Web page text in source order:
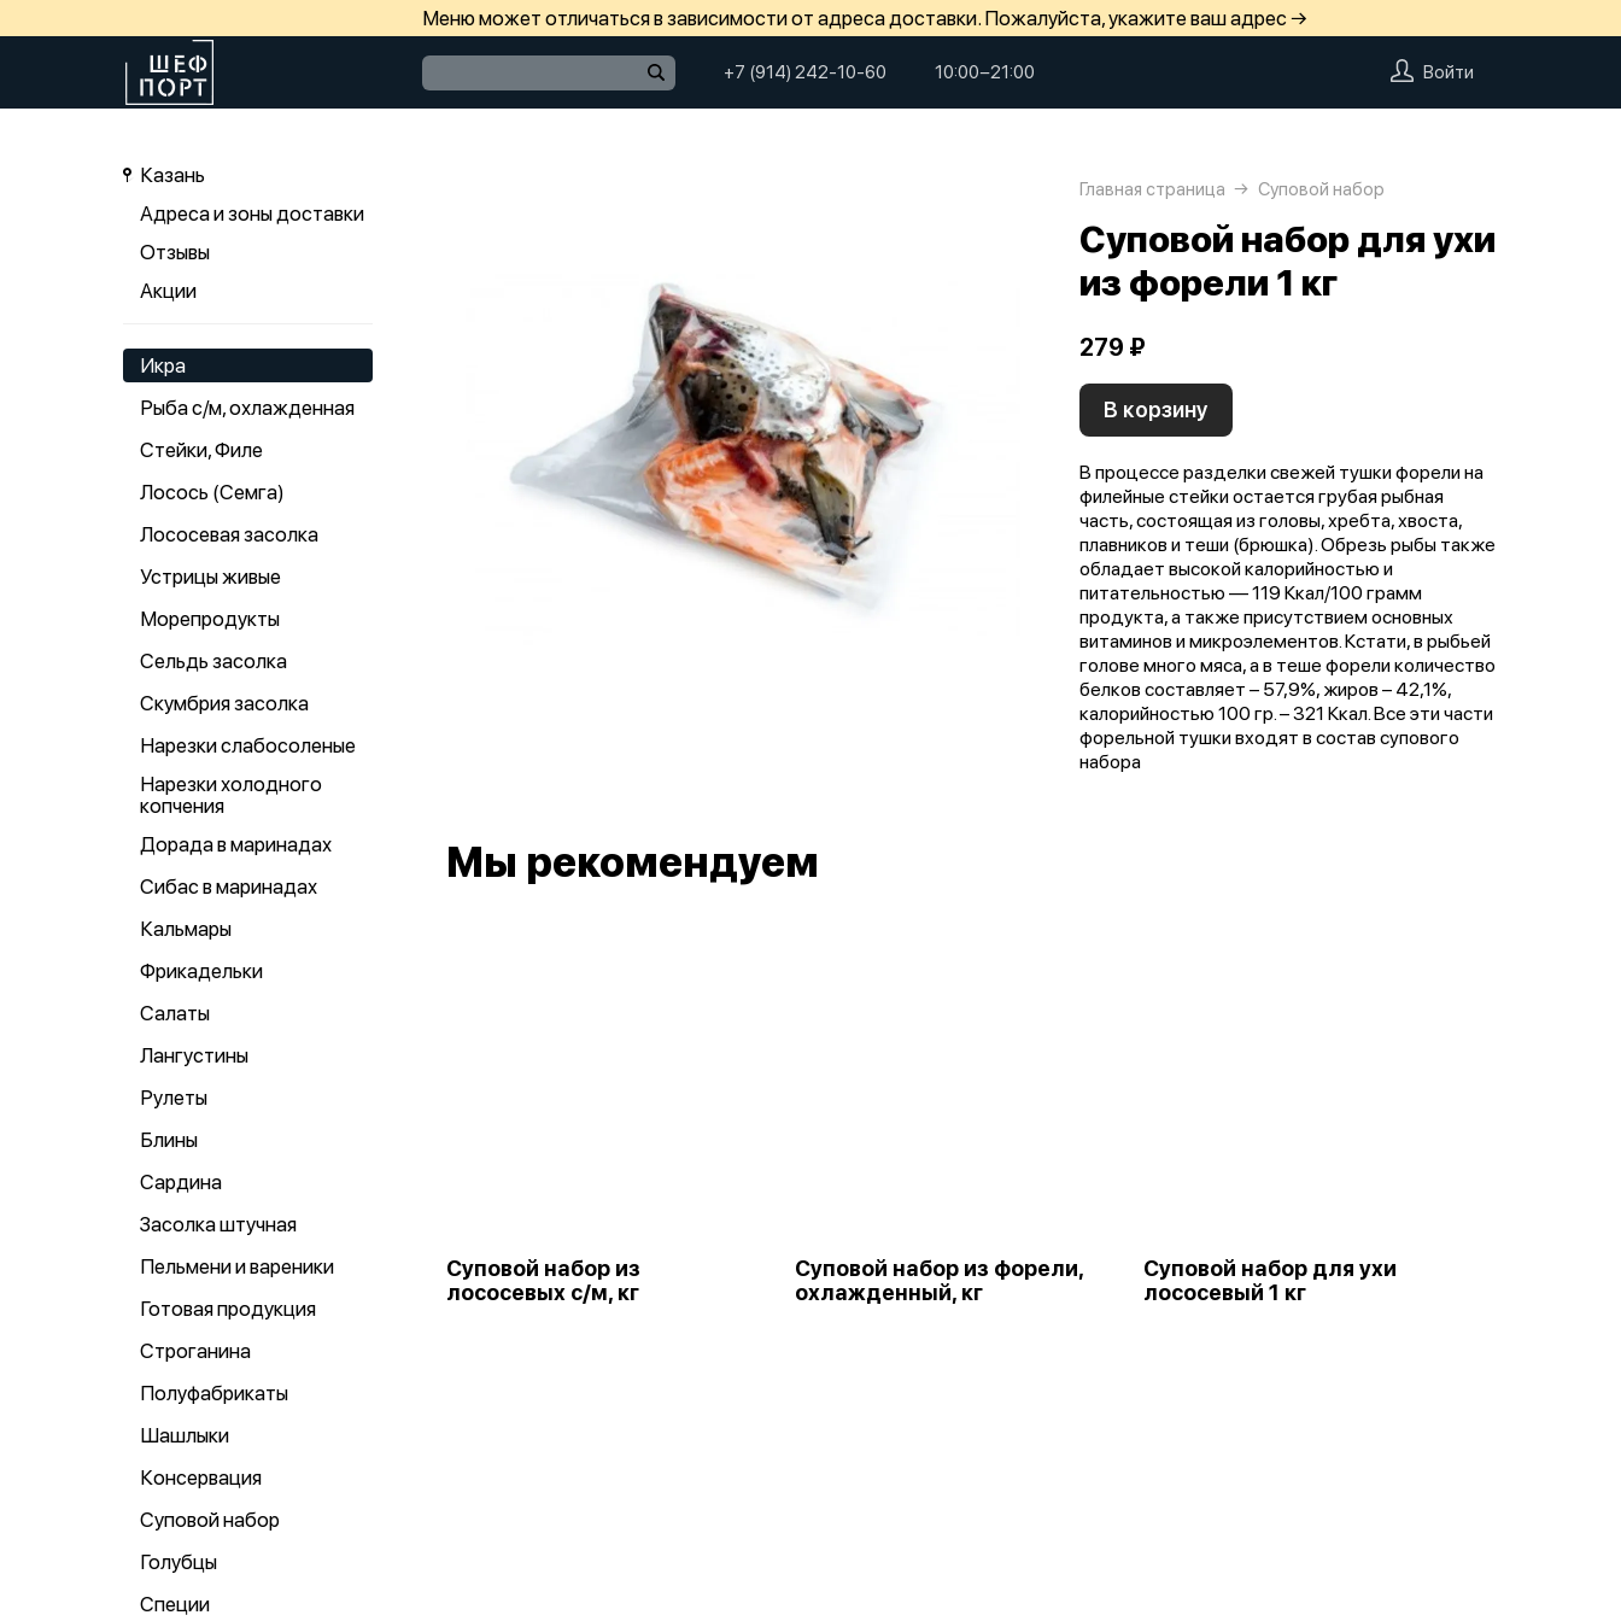
Меню может отличаться в зависимости от адреса доставки. Пожалуйста, укажите ваш адрес →
+7 (914) 242-10-60 10:00−21:00 Войти
Казань
Адреса и зоны доставки
Отзывы
Акции
Икра
Рыба с/м, охлажденная
Стейки, Филе
Лосось (Семга)
Лососевая засолка
Устрицы живые
Морепродукты
Сельдь засолка
Скумбрия засолка
Нарезки слабосоленые
Нарезки холодного
копчения
Дорада в маринадах
Сибас в маринадах
Кальмары
Фрикадельки
Салаты
Лангустины
Рулеты
Блины
Сардина
Засолка штучная
Пельмени и вареники
Готовая продукция
Строганина
Полуфабрикаты
Шашлыки
Консервация
Суповой набор
Голубцы
Специи
Главная страница Суповой набор
Суповой набор для ухи
из форели 1 кг
279 ₽
В корзину
В процессе разделки свежей тушки форели на
филейные стейки остается грубая рыбная
часть, состоящая из головы, хребта, хвоста,
плавников и теши (брюшка). Обрезь рыбы также
обладает высокой калорийностью и
питательностью — 119 Ккал/100 грамм
продукта, а также присутствием основных
витаминов и микроэлементов. Кстати, в рыбьей
голове много мяса, а в теше форели количество
белков составляет – 57,9%, жиров – 42,1%,
калорийностью 100 гр. – 321 Ккал. Все эти части
форельной тушки входят в состав супового
набора
Мы рекомендуем
Суповой набор из
лососевых с/м, кг
Суповой набор из форели,
охлажденный, кг
Суповой набор для ухи
лососевый 1 кг